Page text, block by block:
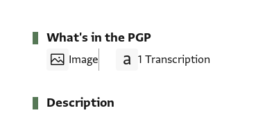
What's in the PGP
Image 1 Transcription
Description